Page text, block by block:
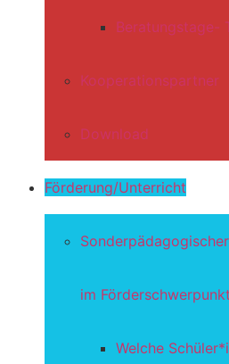
Beratungstage-
Kooperationspartner
Download
Förderung/Unterricht
im
Welche